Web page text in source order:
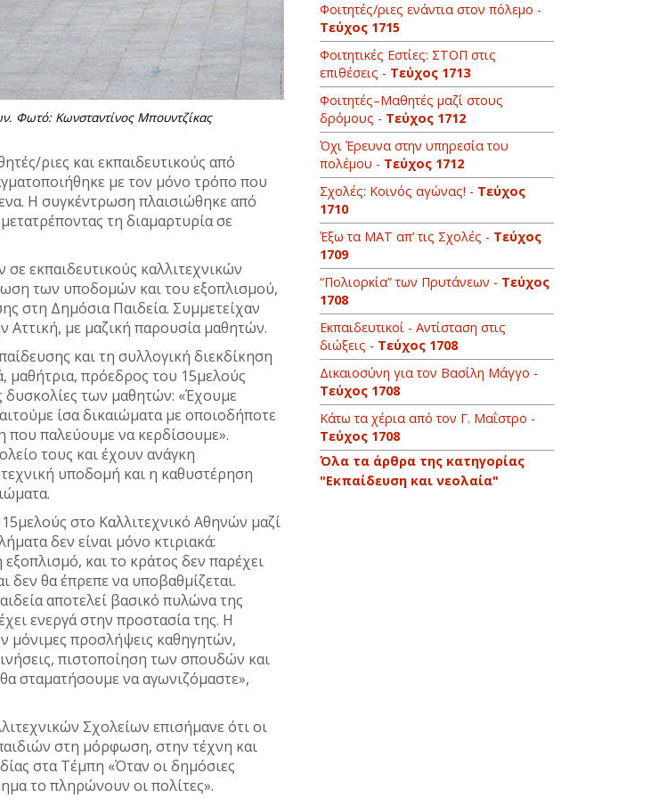
Φωτό: Κωνσταντίνος Μπουντζίκας
ριες και εκπαιδευτικούς από
με τον μόνο τρόπο που
Η συγκέντρωση πλαισιώθηκε από
τη διαμαρτυρία σε
εκπαιδευτικούς καλλιτεχνικών
των υποδομών και του εξοπλισμού,
στη Δημόσια Παιδεία. Συμμετείχαν
Αττική, με μαζική παρουσία μαθητών.
και τη συλλογική διεκδίκηση
μαθήτρια, πρόεδρος του 15μελούς
δυσκολίες των μαθητών: «Έχουμε
ίσα δικαιώματα με οποιοδήποτε
που παλεύουμε να κερδίσουμε».
τους και έχουν ανάγκη
υποδομή και η καθυστέρηση
στο Καλλιτεχνικό Αθηνών μαζί
δεν είναι μόνο κτιριακά:
και το κράτος δεν παρέχει
δεν θα έπρεπε να υποβαθμίζεται.
αποτελεί βασικό πυλώνα της
ενεργά στην προστασία της. Η
μόνιμες προσλήψεις καθηγητών,
πιστοποίηση των σπουδών και
σταματήσουμε να αγωνιζόμαστε»,
Σχολείων επισήμανε ότι οι
στη μόρφωση, στην τέχνη και
στα Τέμπη «Όταν οι δημόσιες
το πληρώνουν οι πολίτες».
Φοιτητές/ριες ενάντια στον πόλεμο -
Τεύχος 1715
Φοιτητικές Εστίες: ΣΤΟΠ στις
επιθέσεις - Τεύχος 1713
Φοιτητές–Μαθητές μαζί στους
δρόμους - Τεύχος 1712
Όχι Έρευνα στην υπηρεσία του
πολέμου - Τεύχος 1712
Σχολές: Κοινός αγώνας! - Τεύχος
1710
Έξω τα ΜΑΤ απ’ τις Σχολές - Τεύχος
1709
“Πολιορκία” των Πρυτάνεων - Τεύχος
1708
Εκπαιδευτικοί - Αντίσταση στις
διώξεις - Τεύχος 1708
Δικαιοσύνη για τον Βασίλη Μάγγο -
Τεύχος 1708
Κάτω τα χέρια από τον Γ. Μαΐστρο -
Τεύχος 1708
Όλα τα άρθρα της κατηγορίας
"Εκπαίδευση και νεολαία"